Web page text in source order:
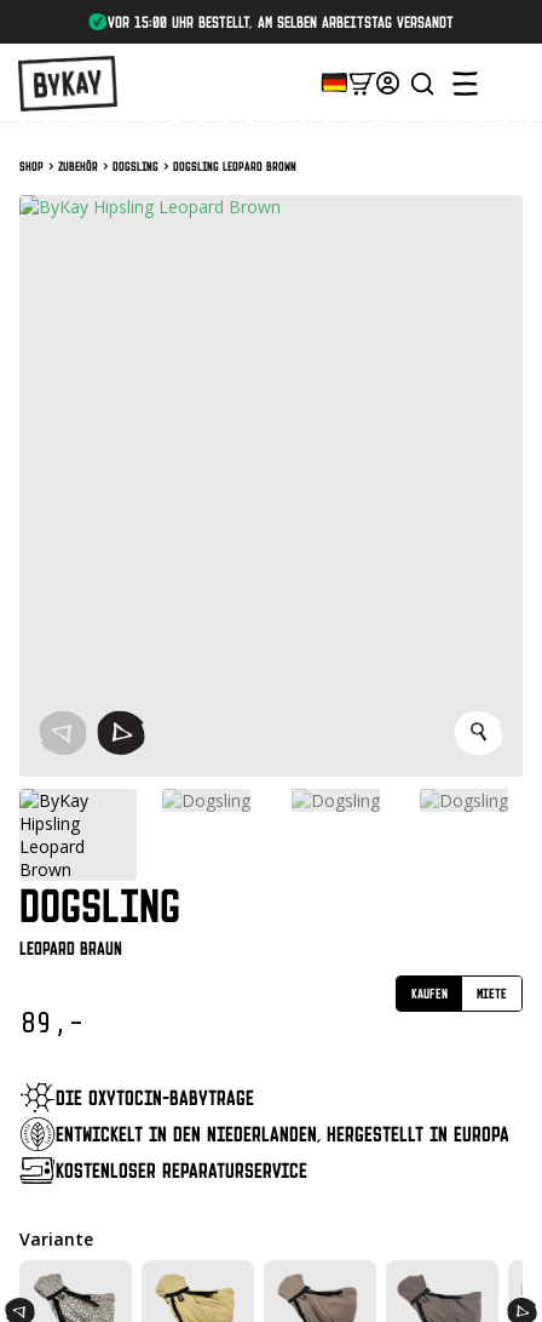
Vor 15:00 Uhr bestellt, am selben Arbeitstag versandt
Shop Zubehör Dogsling Dogsling Leopard Brown
DOGSLING
Leopard Braun
89,-
DIE OXYTOCIN-BABYTRAGE
ENTWICKELT IN DEN NIEDERLANDEN, HERGESTELLT IN EUROPA
KOSTENLOSER REPARATURSERVICE
Variante
Kaufen Miete